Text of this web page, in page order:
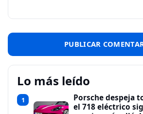
Lo más leído
1
Porsche despeja
el 718 eléctrico